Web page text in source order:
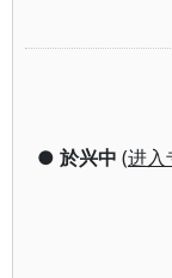
● 於兴中 (进入